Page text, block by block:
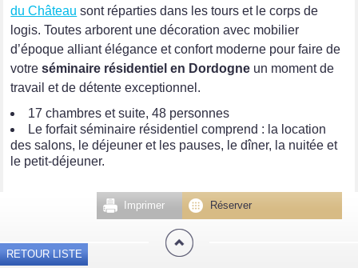
du Château sont réparties dans les tours et le corps de
logis. Toutes arborent une décoration avec mobilier
d’époque alliant élégance et confort moderne pour faire de
votreséminaire résidentiel en Dordogne un moment de
travail et de détente exceptionnel.
17 chambres et suite, 48 personnes
Le forfait séminaire résidentiel comprend : la location
des salons, le déjeuner et les pauses, le dîner, la nuitée et
le petit-déjeuner.
Réserver
Imprimer
RETOUR LISTE